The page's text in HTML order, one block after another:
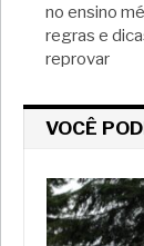
no ensino
regras e
reprovar
VOCÊ